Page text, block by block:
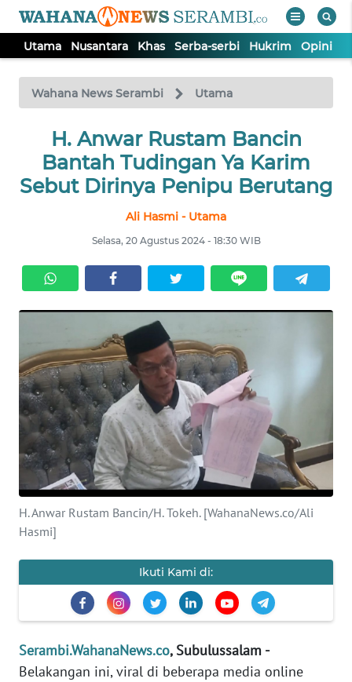
Utama Nusantara Khas Serba-serbi Hukrim Opini
Wahana News Serambi Utama
H. Anwar Rustam Bancin
Bantah Tudingan Ya Karim
Sebut Dirinya Penipu Berutang
Ali Hasmi - Utama
Selasa, 20 Agustus 2024 - 18:30 WIB
H. Anwar Rustam Bancin/H. Tokeh. [WahanaNews.co/Ali
Hasmi]
Ikuti Kami di:
Serambi.WahanaNews.co, Subulussalam -
Belakangan ini, viral di beberapa media online
TV
Tutup
UTAMA
NUSANTARA
SERBA-
SERBI
OPINI
PERISTIWA
Informasi
INDEKS
BERITA
IKLAN
TENTANG